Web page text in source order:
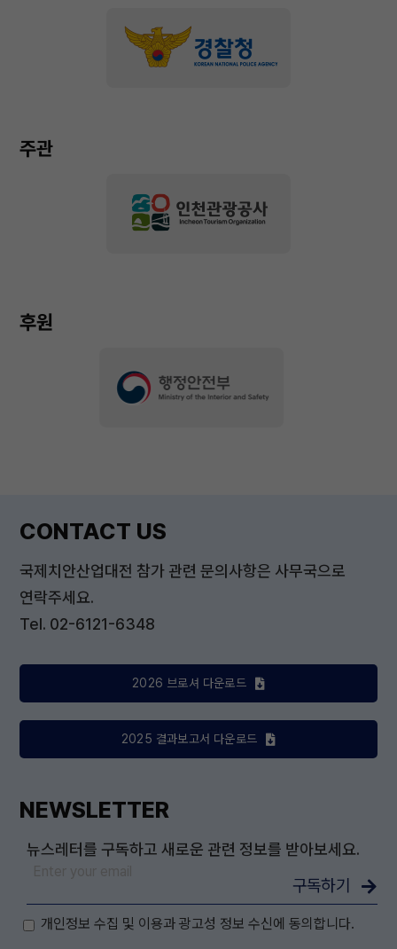
주관
후원
CONTACT US
국제치안산업대전 참가 관련 문의사항은 사무국으로
연락주세요.
Tel. 02-6121-6348
2026 브로셔 다운로드
2025 결과보고서 다운로드
NEWSLETTER
뉴스레터를 구독하고 새로운 관련 정보를 받아보세요.
구독하기
개인정보 수집 및 이용과 광고성 정보 수신에 동의합니다.